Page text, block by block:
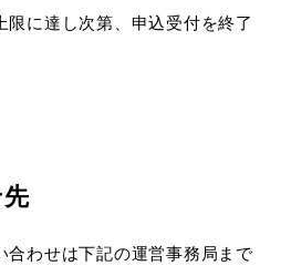
に達し次第、申込受付を終了
合わせは下記の運営事務局まで